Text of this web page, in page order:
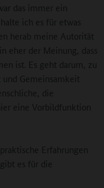
das immer ein
ich es für etwas
herab meine Autorität
eher der Meinung, dass
ist. Es geht darum, zu
und Gemeinsamkeit
die
eine Vorbildfunktion
Erfahrungen
es für die